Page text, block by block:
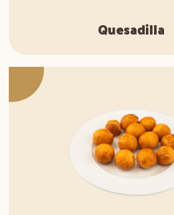
Quesadilla